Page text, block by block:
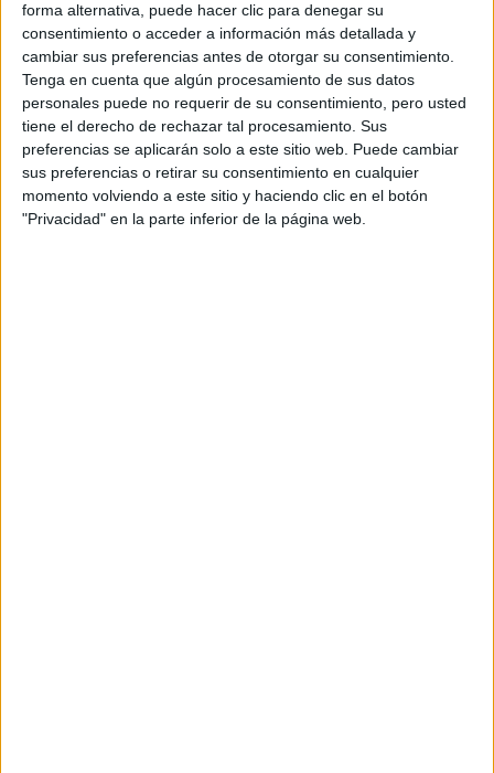
forma alternativa, puede hacer clic para denegar su
consentimiento o acceder a información más detallada y
cambiar sus preferencias antes de otorgar su consentimiento.
Tenga en cuenta que algún procesamiento de sus datos
personales puede no requerir de su consentimiento, pero usted
tiene el derecho de rechazar tal procesamiento. Sus
preferencias se aplicarán solo a este sitio web. Puede cambiar
sus preferencias o retirar su consentimiento en cualquier
momento volviendo a este sitio y haciendo clic en el botón
"Privacidad" en la parte inferior de la página web.